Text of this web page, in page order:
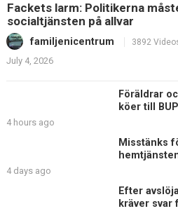
Fackets larm: Politikerna
socialtjänsten på allvar
familjenicentrum 3892
July 4, 2026
Föräldrar
köer till
4 hours ago
Misstänks
4 days ago
Efter
kräver svar